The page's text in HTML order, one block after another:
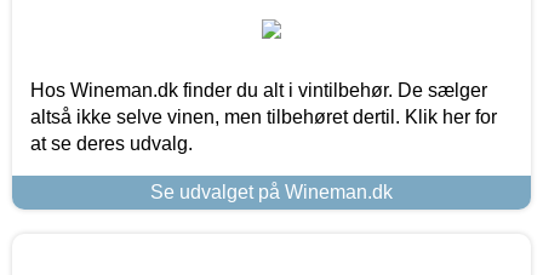
Hos Wineman.dk finder du alt i vintilbehør. De sælger
altså ikke selve vinen, men tilbehøret dertil. Klik her for
at se deres udvalg.
Se udvalget på Wineman.dk